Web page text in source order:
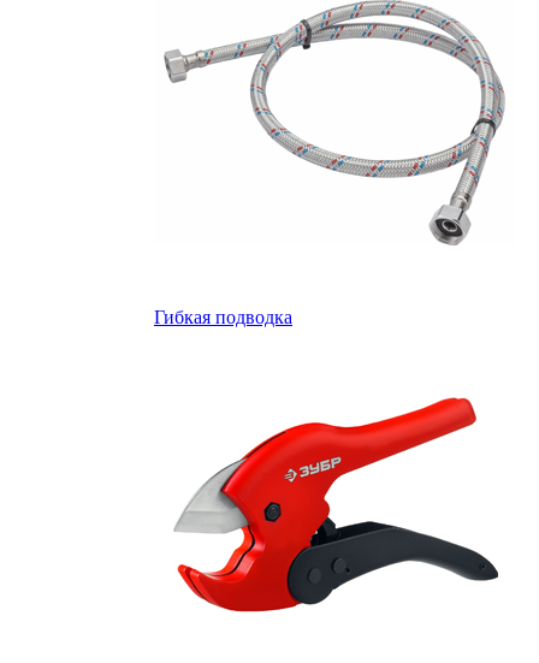
Гибкая подводка